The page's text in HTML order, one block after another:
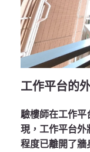
工作平台的
驗樓師在工作平
現，工作平台外
程度已離開了牆